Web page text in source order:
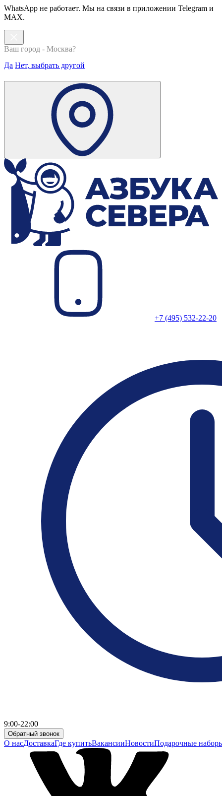
WhatsApp не работает. Мы на связи в приложении Telegram и
MAX.
Ваш город - Москва?
Да Нет, выбрать другой
+7 (495) 532-22-20
9:00-22:00
Обратный звонок
О насДоставкаГде купитьВакансииНовостиПодарочные